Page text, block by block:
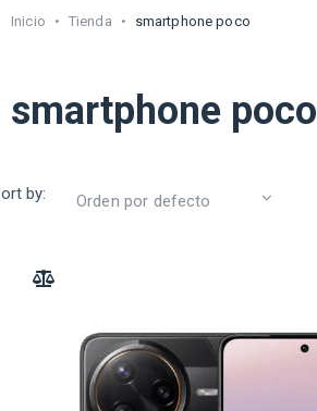
Inicio • Tienda • smartphone poco
smartphone poco
by: